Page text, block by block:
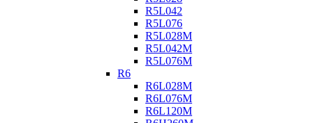
R5L042
R5L076
R5L028M
R5L042M
R5L076M
R6
R6L028M
R6L076M
R6L120M